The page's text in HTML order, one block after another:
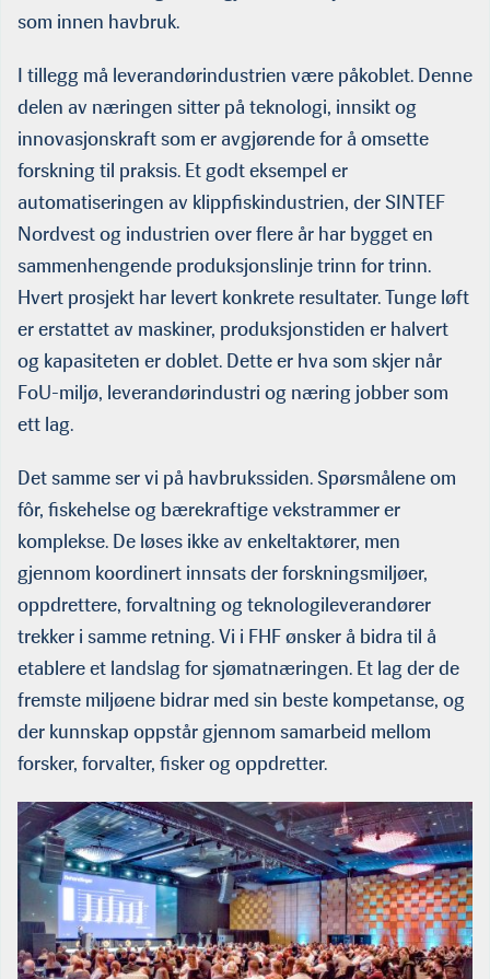
som innen havbruk.
I tillegg må leverandørindustrien være påkoblet. Denne
delen av næringen sitter på teknologi, innsikt og
innovasjonskraft som er avgjørende for å omsette
forskning til praksis. Et godt eksempel er
automatiseringen av klippfiskindustrien, der SINTEF
Nordvest og industrien over flere år har bygget en
sammenhengende produksjonslinje trinn for trinn.
Hvert prosjekt har levert konkrete resultater. Tunge løft
er erstattet av maskiner, produksjonstiden er halvert
og kapasiteten er doblet. Dette er hva som skjer når
FoU-miljø, leverandørindustri og næring jobber som
ett lag.
Det samme ser vi på havbrukssiden. Spørsmålene om
fôr, fiskehelse og bærekraftige vekstrammer er
komplekse. De løses ikke av enkeltaktører, men
gjennom koordinert innsats der forskningsmiljøer,
oppdrettere, forvaltning og teknologileverandører
trekker i samme retning. Vi i FHF ønsker å bidra til å
etablere et landslag for sjømatnæringen. Et lag der de
fremste miljøene bidrar med sin beste kompetanse, og
der kunnskap oppstår gjennom samarbeid mellom
forsker, forvalter, fisker og oppdretter.